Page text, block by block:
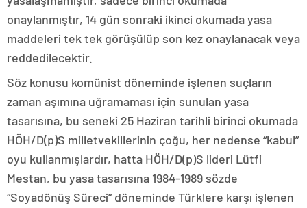
onaylanmıştır, 14 gün sonraki ikinci okumada yasa
maddeleri tek tek görüşülüp son kez onaylanacak veya
reddedilecektir.
Söz konusu komünist döneminde işlenen suçların
zaman aşımına uğramaması için sunulan yasa
tasarısına, bu seneki 25 Haziran tarihli birinci okumada
HÖH/D(p)S milletvekillerinin çoğu, her nedense “kabul”
oyu kullanmışlardır, hatta HÖH/D(p)S lideri Lütfi
Mestan, bu yasa tasarısına 1984-1989 sözde
“Soyadönüş Süreci” döneminde Türklere karşı işlenen